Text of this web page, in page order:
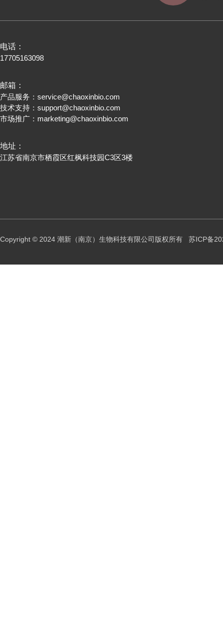
电话：
17705163098
邮箱：
产品服务： service@chaoxinbio.com
技术支持： support@chaoxinbio.com
市场推广： marketing@chaoxinbio.com
地址：
江苏省南京市栖霞区红枫科技园C3区3楼
Copyright © 2024 潮新（南京）生物科技有限公司版权所有 苏ICP备